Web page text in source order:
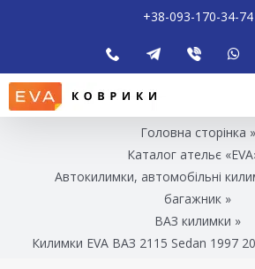
+38-093-170-34-74
Головна сторінка »
Каталог ательє
Автокилимки, автомобільні
багажник »
ВАЗ килимки »
Килимки EVA ВАЗ 2115 Sedan 1997